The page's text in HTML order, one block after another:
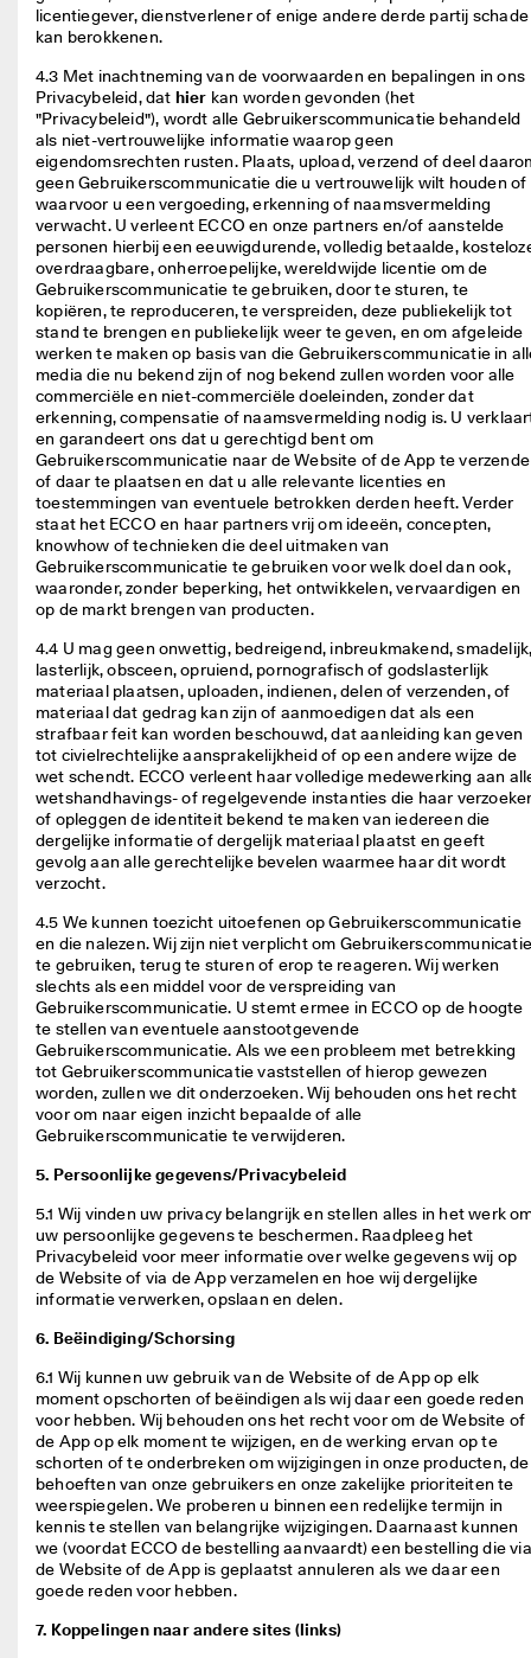
licentiegever, dienstverlener of enige andere derde partij schade
kan berokkenen.
4.3 Met inachtneming van de voorwaarden en bepalingen in ons
Privacybeleid, dat hier kan worden gevonden (het
"Privacybeleid"), wordt alle Gebruikerscommunicatie behandeld
als niet-vertrouwelijke informatie waarop geen
eigendomsrechten rusten. Plaats, upload, verzend of deel
geen Gebruikerscommunicatie die u vertrouwelijk wilt houden of
waarvoor u een vergoeding, erkenning of naamsvermelding
verwacht. U verleent ECCO en onze partners en/of aanstelde
personen hierbij een eeuwigdurende, volledig betaalde,
overdraagbare, onherroepelijke, wereldwijde licentie om de
Gebruikerscommunicatie te gebruiken, door te sturen, te
kopiëren, te reproduceren, te verspreiden, deze publiekelijk tot
stand te brengen en publiekelijk weer te geven, en om afgeleide
werken te maken op basis van die Gebruikerscommunicatie in
media die nu bekend zijn of nog bekend zullen worden voor alle
commerciële en niet-commerciële doeleinden, zonder dat
erkenning, compensatie of naamsvermelding nodig is. U
en garandeert ons dat u gerechtigd bent om
Gebruikerscommunicatie naar de Website of de App te
of daar te plaatsen en dat u alle relevante licenties en
toestemmingen van eventuele betrokken derden heeft. Verder
staat het ECCO en haar partners vrij om ideeën, concepten,
knowhow of technieken die deel uitmaken van
Gebruikerscommunicatie te gebruiken voor welk doel dan ook,
waaronder, zonder beperking, het ontwikkelen, vervaardigen en
op de markt brengen van producten.
4.4 U mag geen onwettig, bedreigend, inbreukmakend,
lasterlijk, obsceen, opruiend, pornografisch of godslasterlijk
materiaal plaatsen, uploaden, indienen, delen of verzenden, of
materiaal dat gedrag kan zijn of aanmoedigen dat als een
strafbaar feit kan worden beschouwd, dat aanleiding kan geven
tot civielrechtelijke aansprakelijkheid of op een andere wijze de
wet schendt. ECCO verleent haar volledige medewerking aan
wetshandhavings- of regelgevende instanties die haar
of opleggen de identiteit bekend te maken van iedereen die
dergelijke informatie of dergelijk materiaal plaatst en geeft
gevolg aan alle gerechtelijke bevelen waarmee haar dit wordt
verzocht.
4.5 We kunnen toezicht uitoefenen op Gebruikerscommunicatie
en die nalezen. Wij zijn niet verplicht om
te gebruiken, terug te sturen of erop te reageren. Wij werken
slechts als een middel voor de verspreiding van
Gebruikerscommunicatie. U stemt ermee in ECCO op de hoogte
te stellen van eventuele aanstootgevende
Gebruikerscommunicatie. Als we een probleem met betrekking
tot Gebruikerscommunicatie vaststellen of hierop gewezen
worden, zullen we dit onderzoeken. Wij behouden ons het recht
voor om naar eigen inzicht bepaalde of alle
Gebruikerscommunicatie te verwijderen.
5. Persoonlijke gegevens/Privacybeleid
5.1 Wij vinden uw privacy belangrijk en stellen alles in het werk
uw persoonlijke gegevens te beschermen. Raadpleeg het
Privacybeleid voor meer informatie over welke gegevens wij op
de Website of via de App verzamelen en hoe wij dergelijke
informatie verwerken, opslaan en delen.
6. Beëindiging/Schorsing
6.1 Wij kunnen uw gebruik van de Website of de App op elk
moment opschorten of beëindigen als wij daar een goede reden
voor hebben. Wij behouden ons het recht voor om de Website of
de App op elk moment te wijzigen, en de werking ervan op te
schorten of te onderbreken om wijzigingen in onze producten, de
behoeften van onze gebruikers en onze zakelijke prioriteiten te
weerspiegelen. We proberen u binnen een redelijke termijn in
kennis te stellen van belangrijke wijzigingen. Daarnaast kunnen
we (voordat ECCO de bestelling aanvaardt) een bestelling die via
de Website of de App is geplaatst annuleren als we daar een
goede reden voor hebben.
7. Koppelingen naar andere sites (links)